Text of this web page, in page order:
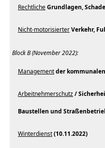
RechtlicheGrundlagen,
Nicht-motorisierterVerkehr,
Block B (November 2022):
Managementder
Arbeitnehmerschutz/
Baustellen und
Winterdienst(10.11.2022)